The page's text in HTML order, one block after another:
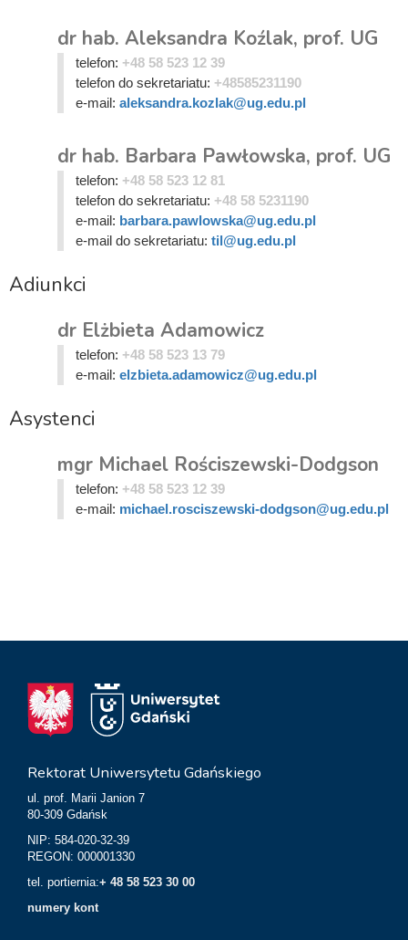
dr hab. Aleksandra Koźlak, prof. UG
telefon: +48 58 523 12 39
telefon do sekretariatu: +48585231190
e-mail: aleksandra.kozlak@ug.edu.pl
dr hab. Barbara Pawłowska, prof. UG
telefon: +48 58 523 12 81
telefon do sekretariatu: +48 58 5231190
e-mail: barbara.pawlowska@ug.edu.pl
e-mail do sekretariatu: til@ug.edu.pl
Adiunkci
dr Elżbieta Adamowicz
telefon: +48 58 523 13 79
e-mail: elzbieta.adamowicz@ug.edu.pl
Asystenci
mgr Michael Rościszewski-Dodgson
telefon: +48 58 523 12 39
e-mail: michael.rosciszewski-dodgson@ug.edu.pl
Rektorat Uniwersytetu Gdańskiego
ul. prof. Marii Janion 7
80-309 Gdańsk
NIP: 584-020-32-39
REGON: 000001330
tel. portiernia:+ 48 58 523 30 00
numery kont